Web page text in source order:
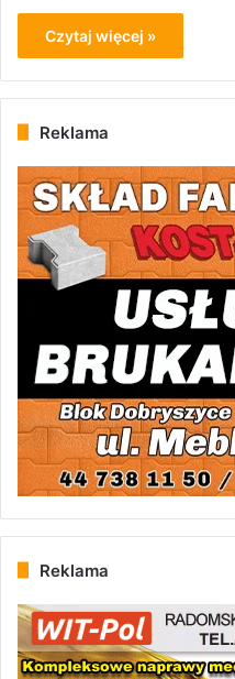
Czytaj więcej »
Reklama
Reklama